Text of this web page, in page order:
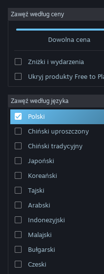
Zaloguj się
Społeczność
Informacje
Wsparcie
Zmień język
Pobierz aplikację mobilną
Wersja przeglądarkowa
Zawęź według ceny
Dowolna cena
Zniżki i wydarzenia
Ukryj produkty Free to
Zawęź według języka
Polski
Chiński uproszczony
Chiński tradycyjny
Japoński
Koreański
Tajski
Arabski
Indonezyjski
Malajski
Bułgarski
Czeski
Producent: IceFury
Sortuj według:
Liczba wyników pasujących do